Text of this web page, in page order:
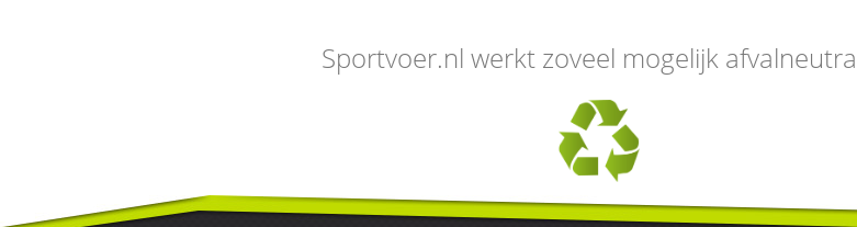
Sportvoer.nl werkt zoveel mogelijk